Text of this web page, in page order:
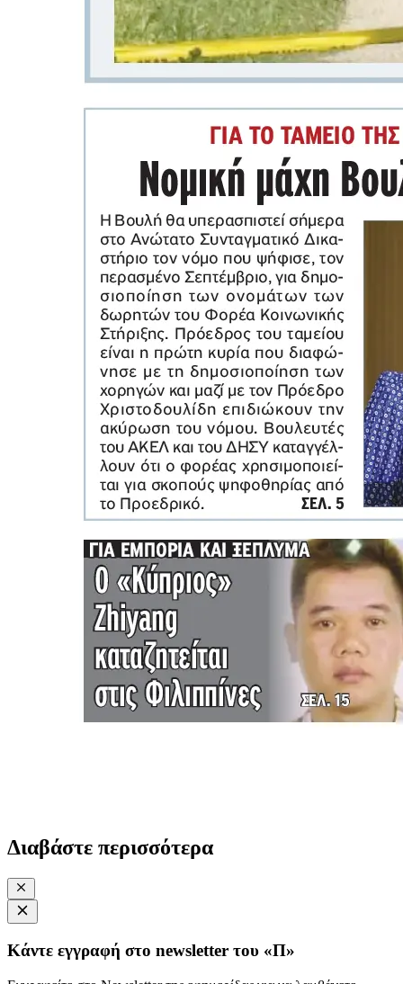
Διαβάστε περισσότερα
Κάντε εγγραφή στο newsletter του «Π»